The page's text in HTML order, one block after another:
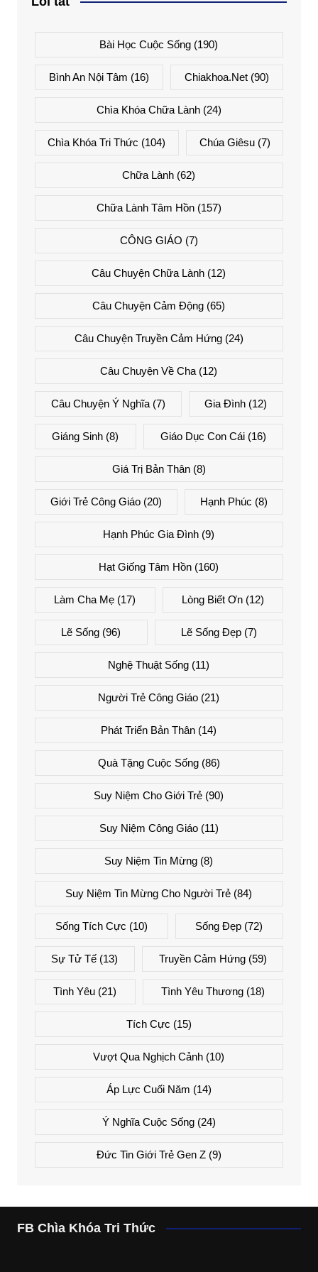
Bài Học Cuộc Sống (190)
Bình An Nội Tâm (16) Chiakhoa.net (90)
Chìa Khóa Chữa Lành(24)
Chìa Khóa Tri Thức (104) Chúa Giêsu(7)
Chữa Lành (62)
Chữa Lành Tâm Hồn(157)
CÔNG GIÁO (7)
Câu Chuyện Chữa Lành (12)
Câu Chuyện Cảm Động (65)
Câu Chuyện Truyền Cảm Hứng(24)
Câu Chuyện Về Cha (12)
Câu Chuyện Ý Nghĩa(7) Gia Đình (12)
Giáng Sinh (8) Giáo Dục Con Cái(16)
Giá Trị Bản Thân(8)
Giới Trẻ Công Giáo(20) Hạnh Phúc (8)
Hạnh Phúc Gia Đình (9)
Hạt Giống Tâm Hồn (160)
Làm Cha Mẹ (17) Lòng Biết Ơn(12)
Lẽ Sống (96) Lẽ Sống Đẹp(7)
Nghệ Thuật Sống (11)
Người Trẻ Công Giáo (21)
Phát Triển Bản Thân (14)
Quà Tặng Cuộc Sống(86)
Suy Niệm Cho Giới Trẻ (90)
Suy Niệm Công Giáo(11)
Suy Niệm Tin Mừng (8)
Suy Niệm Tin Mừng Cho Người Trẻ (84)
Sống Tích Cực (10) Sống Đẹp (72)
Sự Tử Tế (13) Truyền Cảm Hứng(59)
Tình Yêu (21) Tình Yêu Thương(18)
Tích Cực (15)
Vượt Qua Nghịch Cảnh (10)
Áp Lực Cuối Năm (14)
Ý Nghĩa Cuộc Sống(24)
Đức Tin Giới Trẻ Gen Z(9)
FB Chìa Khóa Tri Thức